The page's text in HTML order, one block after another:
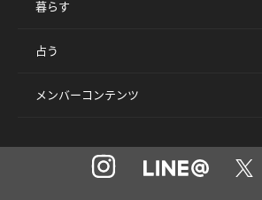
暮らす
占う
メンバーコンテンツ